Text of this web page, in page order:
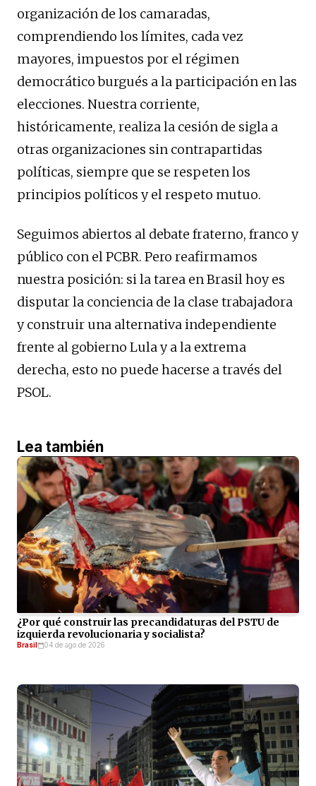
organización de los camaradas,
comprendiendo los límites, cada vez
mayores, impuestos por el régimen
democrático burgués a la participación en las
elecciones. Nuestra corriente,
históricamente, realiza la cesión de sigla a
otras organizaciones sin contrapartidas
políticas, siempre que se respeten los
principios políticos y el respeto mutuo.
Seguimos abiertos al debate fraterno, franco y
público con el PCBR. Pero reafirmamos
nuestra posición: si la tarea en Brasil hoy es
disputar la conciencia de la clase trabajadora
y construir una alternativa independiente
frente al gobierno Lula y a la extrema
derecha, esto no puede hacerse a través del
PSOL.
Lea también
¿Por qué construir las precandidaturas del PSTU de
izquierda revolucionaria y socialista?
Brasil 04 de ago de 2026